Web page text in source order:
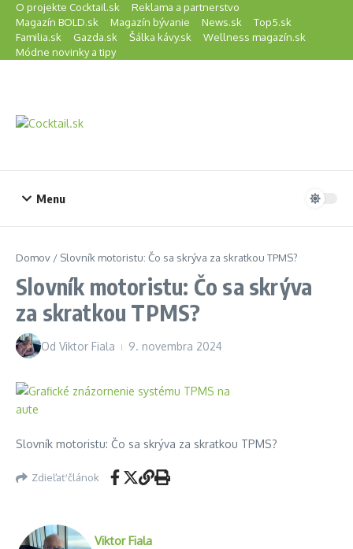
Preskočiť na obsah
O projekte Cocktail.sk
Reklama a partnerstvo
Magazín BOLD.sk
Magazín bývanie News.sk
Top5.sk
Familia.sk
Gazda.sk Šálka kávy.sk
Wellness magazín.sk
Módne novinky a tipy
Menu
Domov / Slovník motoristu: Čo sa skrýva za skratkou TPMS?
Slovník motoristu: Čo sa skrýva
za skratkou TPMS?
Od Viktor Fiala 9. novembra 2024
Slovník motoristu: Čo sa skrýva za skratkou TPMS?
Zdieľať článok
Viktor Fiala